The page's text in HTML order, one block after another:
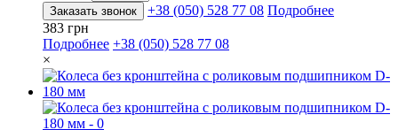
Заказать звонок +38 (050) 528 77 08 Подробнее
383 грн
Подробнее +38 (050) 528 77 08
×